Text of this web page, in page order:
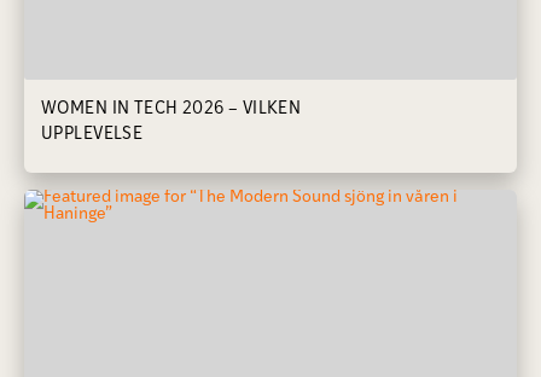
WOMEN IN TECH 2026 – VILKEN
UPPLEVELSE